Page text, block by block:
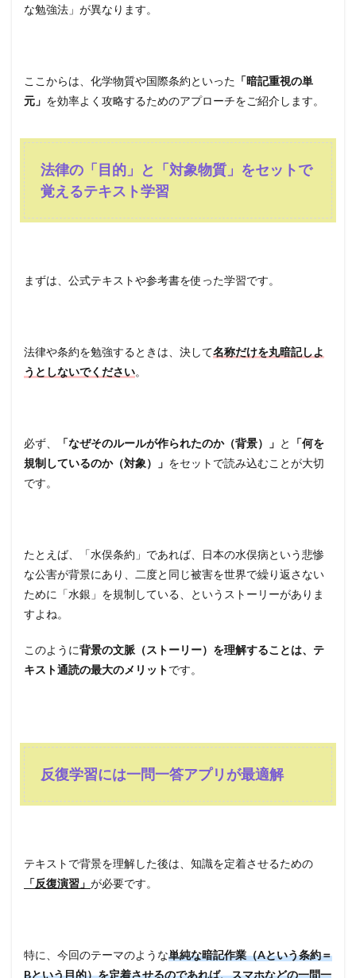
な勉強法」が異なります。
ここからは、化学物質や国際条約といった 「暗記重視の単
元」 を効率よく攻略するためのアプローチをご紹介します。
法律の「目的」と「対象物質」をセットで
覚えるテキスト学習
まずは、公式テキストや参考書を使った学習です。
法律や条約を勉強するときは、決して名称だけを丸暗記しよ
うとしないでください。
必ず、 「なぜそのルールが作られたのか（背景）」 と
「何を
規制しているのか（対象）」 をセットで読み込むことが大切
です。
たとえば、「水俣条約」であれば、日本の水俣病という悲惨
な公害が背景にあり、二度と同じ被害を世界で繰り返さない
ために「水銀」を規制している、というストーリーがありま
すよね。
このように背景の文脈（ストーリー）を理解することは、テ
キスト通読の最大のメリットです。
反復学習には一問一答アプリが最適解
テキストで背景を理解した後は、知識を定着させるための
「反復演習」 が必要です。
特に、今回のテーマのような単純な暗記作業（Aという条約＝
Bという目的）を定着させるのであれば、スマホなどの一問一